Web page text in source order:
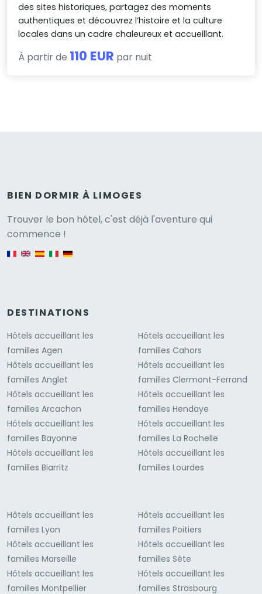
des sites historiques, partagez des moments
authentiques et découvrez l’histoire et la culture
locales dans un cadre chaleureux et accueillant.
À partir de 110 EUR par nuit
BIEN DORMIR À LIMOGES
Trouver le bon hôtel, c'est déjà l'aventure qui
commence !
DESTINATIONS
Hôtels accueillant les
familles Agen
Hôtels accueillant les
familles Anglet
Hôtels accueillant les
familles Arcachon
Hôtels accueillant les
familles Bayonne
Hôtels accueillant les
familles Biarritz
Hôtels accueillant les
familles Cahors
Hôtels accueillant les
familles Clermont-Ferrand
Hôtels accueillant les
familles Hendaye
Hôtels accueillant les
familles La Rochelle
Hôtels accueillant les
familles Lourdes
Hôtels accueillant les
familles Lyon
Hôtels accueillant les
familles Marseille
Hôtels accueillant les
familles Montpellier
Hôtels accueillant les
familles Poitiers
Hôtels accueillant les
familles Sète
Hôtels accueillant les
familles Strasbourg